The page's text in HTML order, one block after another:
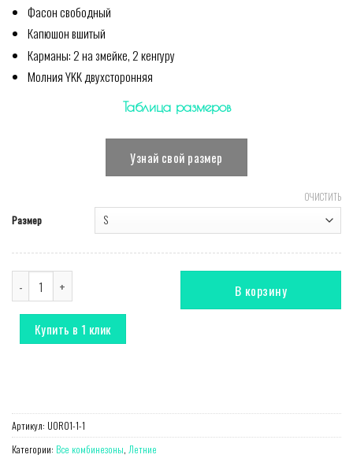
Фасон свободный
Капюшон вшитый
Карманы: 2 на змейке, 2 кенгуру
Молния YKK двухсторонняя
Таблица размеров
Узнай свой размер
Размер
ОЧИСТИТЬ
Количество Комбинезон T-Shirt голубой
В корзину
Купить в 1 клик
Артикул: UOR01-1-1
Категории: Все комбинезоны, Летние